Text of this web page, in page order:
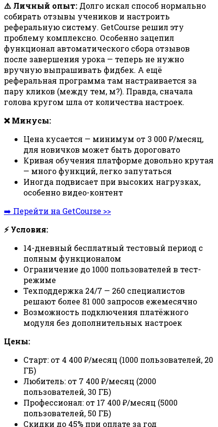
⚠️ Личный опыт: Долго искал способ нормально
собирать отзывы учеников и настроить
реферальную систему. GetCourse решил эту
проблему комплексно. Особенно зацепил
функционал автоматического сбора отзывов
после завершения урока — теперь не нужно
вручную выпрашивать фидбек. А ещё
реферальная программа там настраивается за
пару кликов (между тем, м?). Правда, сначала
голова кругом шла от количества настроек.
❌ Минусы:
Цена кусается — минимум от 3 000 ₽/месяц,
для новичков может быть дороговато
Кривая обучения платформе довольно крутая
— много функций, легко запутаться
Иногда подвисает при высоких нагрузках,
особенно видео-контент
➡️ Перейти на GetCourse >>
⚡ Условия:
14-дневный бесплатный тестовый период с
полным функционалом
Ограничение до 1000 пользователей в тест-
режиме
Техподдержка 24/7 — 260 специалистов
решают более 81 000 запросов ежемесячно
Возможность подключения платёжного
модуля без дополнительных настроек
Цены:
Старт: от 4 400 ₽/месяц (1000 пользователей, 20
ГБ)
Любитель: от 7 400 ₽/месяц (2000
пользователей, 30 ГБ)
Профессионал: от 17 400 ₽/месяц (5000
пользователей, 50 ГБ)
Скидки до 45% при оплате за год